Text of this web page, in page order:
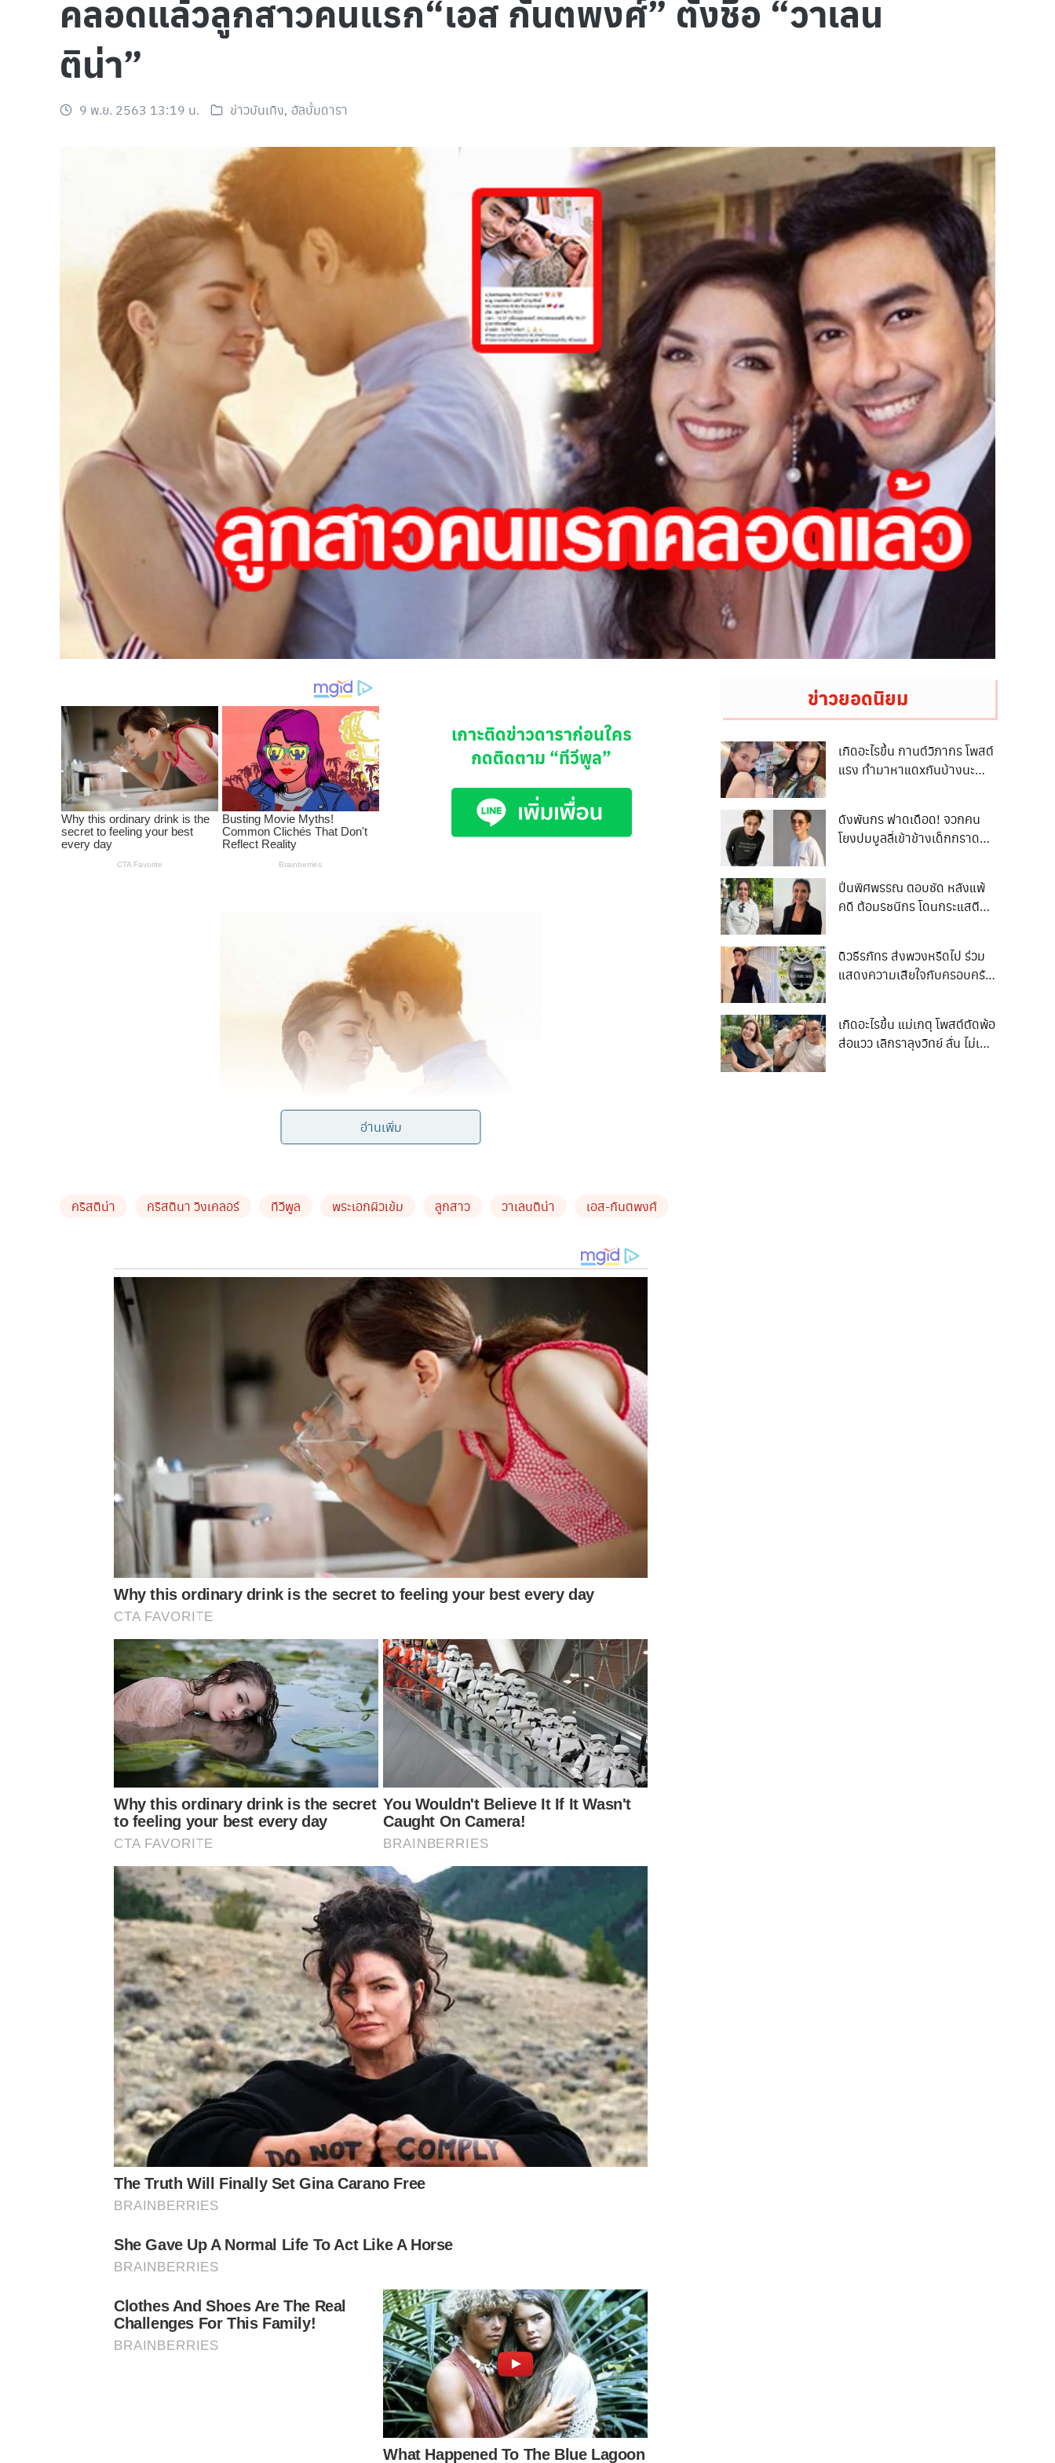
คลอดแล้วลูกสาวคนแรก“เอส กันตพงศ์” ตั้งชื่อ “วาเลน
ติน่า”
9 พ.ย. 2563 13:19 น. ข่าวบันเทิง, อัลบั้มดารา
เกาะติดข่าวดาราก่อนใคร
กดติดตาม “ทีวีพูล”
ก่อนหน้านี้หนุ่ม เอส กันตพงศ์ บำรุงรักษ์ พระเอกผิวเข้ม และแฟนสาวชาวเยอรมัน คริสติน่า วิงเคลอร์ หลังจากคบหา
ดูใจมานานกว่า 5 ปีนอกจากจะเตรียมเป็นเจ้าบ่าวป้ายแดงเพราะขอแฟนสาวฝรั่งแต่งงานแล้ว เจ้าตัวกำลังจะเป็นคุณ
พ่อป้ายแดงด้วยเช่นกัน หลังแฟนสาวตั้งครรภ์ โดยโพสต์ภาพ คริสติน่า ที่สวมแหวนนิ้วนางข้างซ้าย และกำลังลูบท้อง
ของตนเองที่เริ่มใหญ่ขึ้น พร้อมทั้งเขียนข้อความว่า “My two most precious presents. ของขวัญสองสิ่งที่มีค่าที่สุด
สำหรับผม #FatherAndHusbandToBe @thekittyway”
และล่าสุดทำเอาหนุ่ม เอส – กันตพงศ์ แก้มปริเลยทีเดียว ขึ้นแท่นคุณพ่อป้ายแดงหมาดๆ หลังภรรยาสุดที่รัก คริสติน่า
วิงเคลอร์ ได้ให้กำเนิดลูกสาวคนแรกแล้ว เมื่อวันศุกร์ที่ 6 พฤศจิกายน 2563 ที่เมืองมุนสเตอร์ ประเทศเยอรมนี ออกมา
โพสต์ว่า “World Premier!!! ด.ญ.วาเลนติน่า เอริก้า บำรุงรักษ์ Ms.Valentina Erika Bumrungrak : ศุกร์ 6/11/2020
เวลา : 13.27 (เมืองมุนสเตอร์, ประเทศเยอรมนี) หรือ 19.27 (เวลาประเทศไทย) น้ำหนัก : 3,950 กรัม!!!
#WelcomeToTheWorld #LittlePrincess #ValentinaErikaBumrungrak
อ่านเพิ่ม
คริสติน่า คริสตินา วิงเคลอร์ ทีวีพูล พระเอกผิวเข้ม ลูกสาว วาเลนติน่า เอส-กันตพงศ์
Why this ordinary drink is the secret to feeling your best every day
CTA FAVORITE
Why this ordinary drink is the secret
to feeling your best every day
CTA FAVORITE
You Wouldn't Believe It If It Wasn't
Caught On Camera!
BRAINBERRIES
The Truth Will Finally Set Gina Carano Free
BRAINBERRIES
She Gave Up A Normal Life To Act Like A Horse
BRAINBERRIES
Clothes And Shoes Are The Real
Challenges For This Family!
BRAINBERRIES
What Happened To The Blue Lagoon
ข่าวยอดนิยม
เกิดอะไรขึ้น กานต์วิภากร โพสต์
แรง ทำมาหาแดxกันบ้างนะ
เหอะอย่าหวังแม้เศษเงินจาก
พวกกู
ดังพันกร ฟาดเดือด! จวกคน
โยงปมบูลลี่เข้าข้างเด็กกราดยิง
ปิ่นพิศพรรณ ตอบชัด หลังแพ้
คดี ต้อมรชนีกร โดนกระแสตี
ดิวธีรภัทร ส่งพวงหรีดไป ร่วม
แสดงความเสียใจกับครอบครัว
พวงหรีดเปลี่ยนเป็นอย่างอื่น
เทอไม่มีประโยชน์ จนเกิดดราม่า
เบาๆ
เกิดอะไรขึ้น แม่เกตุ โพสต์ตัดพ้อ
ส่อแวว เลิกราลุงวิทย์ ลั่น ไม่เคย